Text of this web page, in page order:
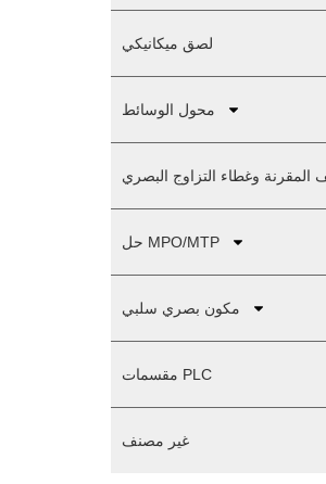
لصق ميكانيكي
محول الوسائط
المقرنة وغطاء التزاوج البصري
حل MPO/MTP
مكون بصري سلبي
مقسمات PLC
غير مصنف